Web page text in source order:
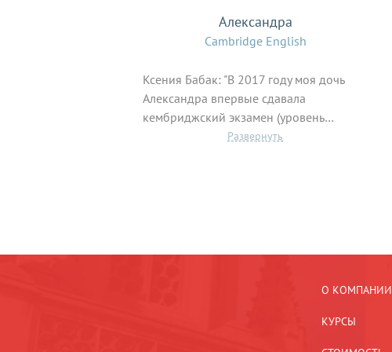
Александра
Cambridge English
Ксения Бабак: "В 2017 году моя дочь
Александра впервые сдавала
кембриджский экзамен (уровень…
О КОМПАНИИ
КУРСЫ